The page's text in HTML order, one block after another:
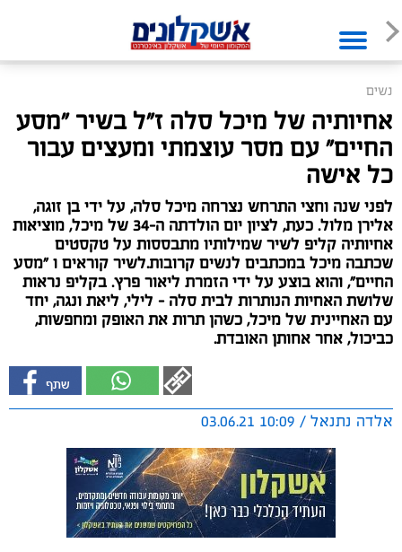
נשים
אחיותיה של מיכל סלה ז"ל בשיר "מסע
החיים" עם מסר עוצמתי ומעצים עבור
כל אישה
לפני שנה וחצי התרחש נצרחה מיכל סלה, על ידי בן זוגה,
אלירן מלול. כעת, לציון יום הולדתה ה-34 של מיכל, מוציאות
אחיותיה קליפ לשיר שמילותיו מתבססות על טקסטים
שכתבה מיכל במכתבים לנשים קרובות.לשיר קוראים ו "מסע
החיים", והוא בוצע על ידי הזמרת ליאור פרץ. בקליפ נראות
שלושת האחיות הנותרות לבית סלה – לילי, ליאת ונגה, יחד
עם האחיינית של מיכל, כשהן תרות את האופק ומחפשות,
כביכול, אחר אחותן האובדת.
אלדה נתנאל / 10:09 03.06.21